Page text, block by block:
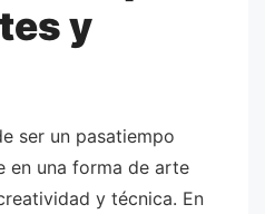
y
ser un pasatiempo
en una forma de arte
y técnica. En